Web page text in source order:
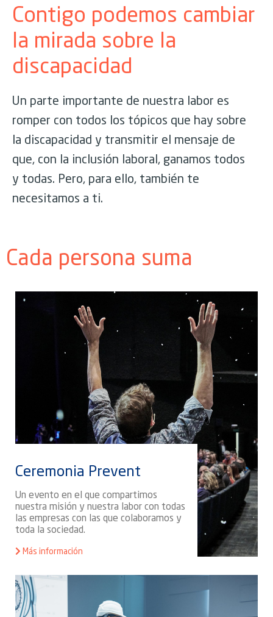
Contigo podemos cambiar
la mirada sobre la
discapacidad
Un parte importante de nuestra labor es
romper con todos los tópicos que hay sobre
la discapacidad y transmitir el mensaje de
que, con la inclusión laboral, ganamos todos
y todas. Pero, para ello, también te
necesitamos a ti.
Cada persona suma
Ceremonia Prevent
Un evento en el que compartimos
nuestra misión y nuestra labor con todas
las empresas con las que colaboramos y
toda la sociedad.
Más información